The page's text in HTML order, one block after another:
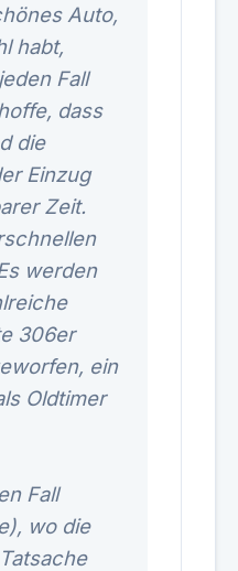
Auto,
habt,
Fall
dass
die
Einzug
Zeit.
werden
306er
ein
Oldtimer
Fall
wo die